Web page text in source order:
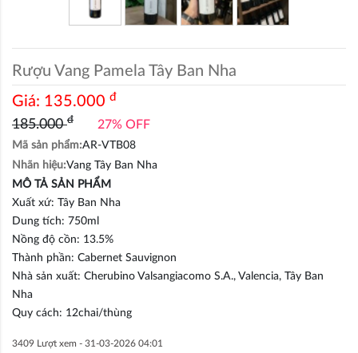
Rượu Vang Pamela Tây Ban Nha
Giá: 135.000 đ
185.000đ 27% OFF
Mã sản phẩm:AR-VTB08
Nhãn hiệu:Vang Tây Ban Nha
MÔ TẢ SẢN PHẨM
Xuất xứ: Tây Ban Nha
Dung tích: 750ml
Nồng độ cồn: 13.5%
Thành phần: Cabernet Sauvignon
Nhà sản xuất: Cherubino Valsangiacomo S.A., Valencia, Tây Ban
Nha
Quy cách: 12chai/thùng
3409 Lượt xem - 31-03-2026 04:01